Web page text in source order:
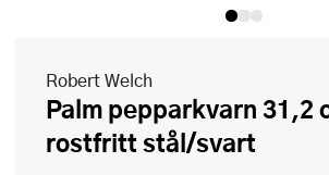
Robert Welch
Palm pepparkvarn 31,2 cm
rostfritt stål/svart